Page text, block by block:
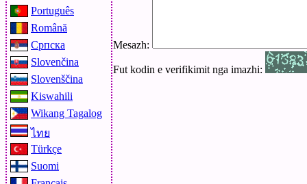
Português
Română
Српска
Slovenčina
Slovenščina
Kiswahili
Wikang Tagalog
ไทย
Türkçe
Suomi
Mesazh:
Fut kodin e verifikimit nga imazhi: